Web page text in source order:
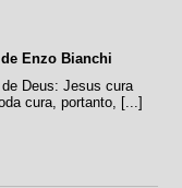
Enzo Bianchi
Deus: Jesus cura
cura, portanto, [...]